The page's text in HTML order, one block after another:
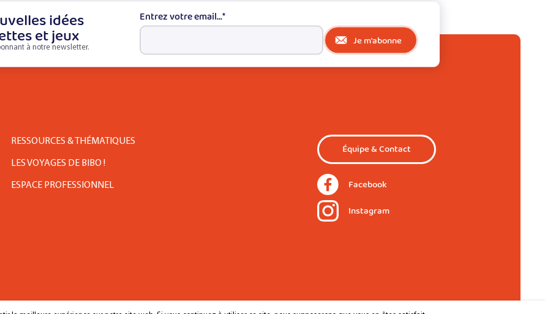
idées
et jeux
à notre newsletter.
Entrez votre email...*
Je m'abonne
RESSOURCES & THÉMATIQUES
LES VOYAGES DE BIBO !
ESPACE PROFESSIONNEL
Équipe & Contact
Facebook
Instagram